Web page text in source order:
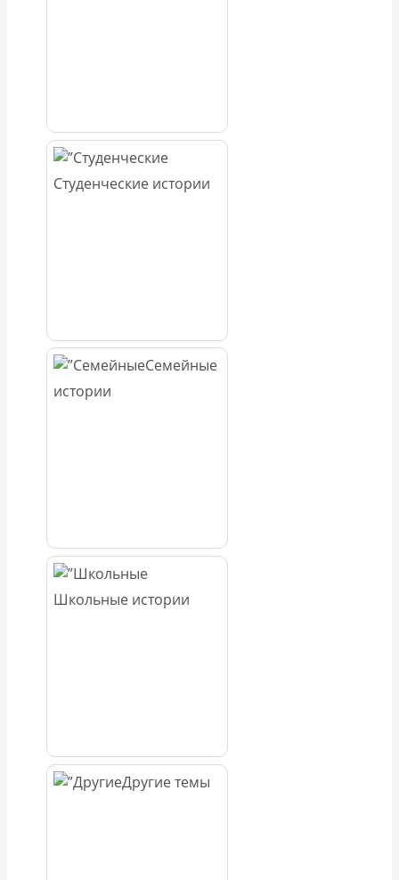
Студенческие истории
Семейные
истории
Школьные истории
Другие темы